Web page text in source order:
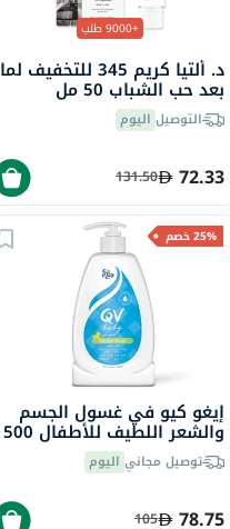
+9000 طلب
د. ألتيا كريم 345 للتخفيف لما
بعد حب الشباب 50 مل
التوصيل اليوم
72.33
131.50
25% خصم
إيغو كيو في غسول الجسم
والشعر اللطيف للأطفال 500
جرامتوصيل مجاني اليوم
78.75
105